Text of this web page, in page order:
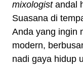
mixologistandal
Suasana di
Anda yang ingin
modern,
nadi gaya hidup